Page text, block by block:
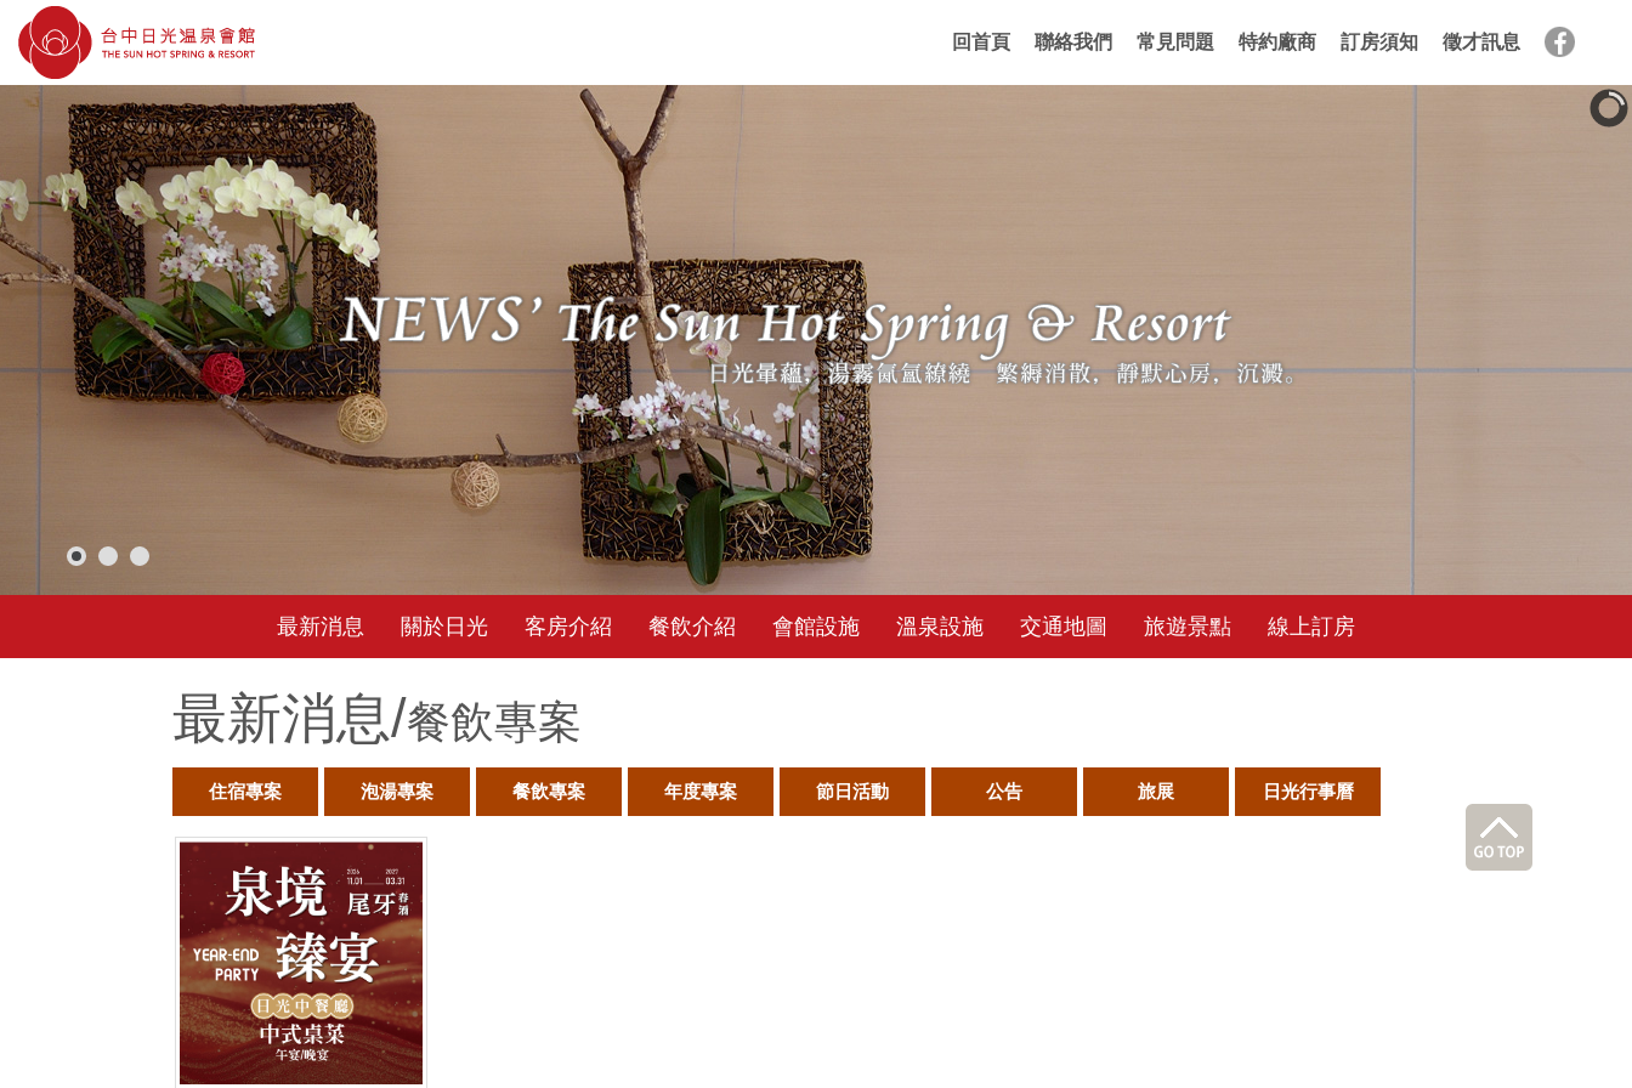
回首頁 聯絡我們 常見問題 特約廠商 訂房須知 徵才訊息
最新消息 關於日光 客房介紹 餐飲介紹 會館設施 溫泉設施 交通地圖 旅遊景點 線上訂房
最新消息/餐飲專案
住宿專案 泡湯專案 餐飲專案 年度專案 節日活動 公告 旅展 日光行事曆